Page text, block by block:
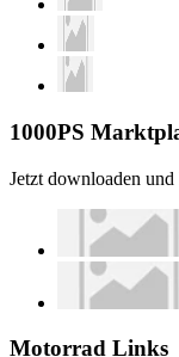
1000PS
Jetzt downloaden
Motorrad Links